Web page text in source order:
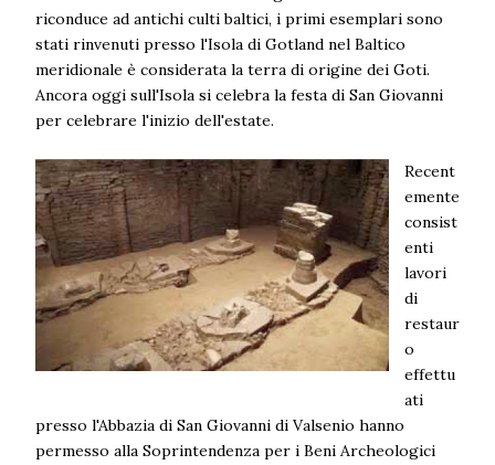
riconduce ad antichi culti baltici, i primi esemplari sono
stati rinvenuti presso l'Isola di Gotland nel Baltico
meridionale è considerata la terra di origine dei Goti.
Ancora oggi sull'Isola si celebra la festa di San Giovanni
per celebrare l'inizio dell'estate.
Recent
emente
consist
enti
lavori
di
restaur
o
effettu
ati
presso l'Abbazia di San Giovanni di Valsenio hanno
permesso alla Soprintendenza per i Beni Archeologici